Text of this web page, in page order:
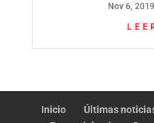
Nov 6, 2019
Inicio Últimas